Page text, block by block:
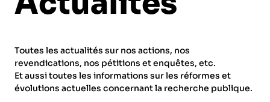
Fonction publique
Actions spécifiques
ORGANISMES
CNRS – Centre national de la recherche
scientifique
INRIA - Institut national de recherche en
AGENDA
Toutes les actualités sur nos actions, nos
revendications, nos pétitions et enquêtes, etc.
Et aussi toutes les informations sur les réformes et
évolutions actuelles concernant la recherche publique.